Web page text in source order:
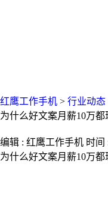
红鹰工作手机 > 行业动态
为什么好文案月薪10万都
编辑 : 红鹰工作手机 时间
为什么好文案月薪10万